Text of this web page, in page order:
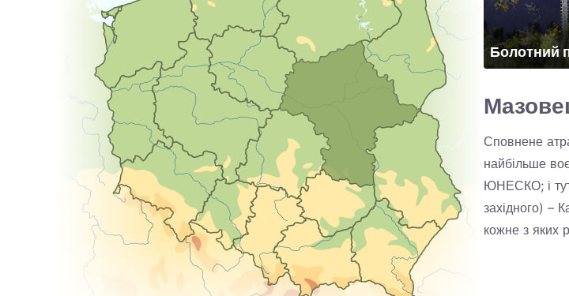
Болотний
Сповнене
найбільше
ЮНЕСКО; і тут
західного) –
кожне з яких